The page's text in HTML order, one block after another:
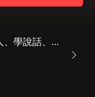
口才三絕：學做人、學說話、學辦事 | 為人三會 修心三不 成功三智 個人提升